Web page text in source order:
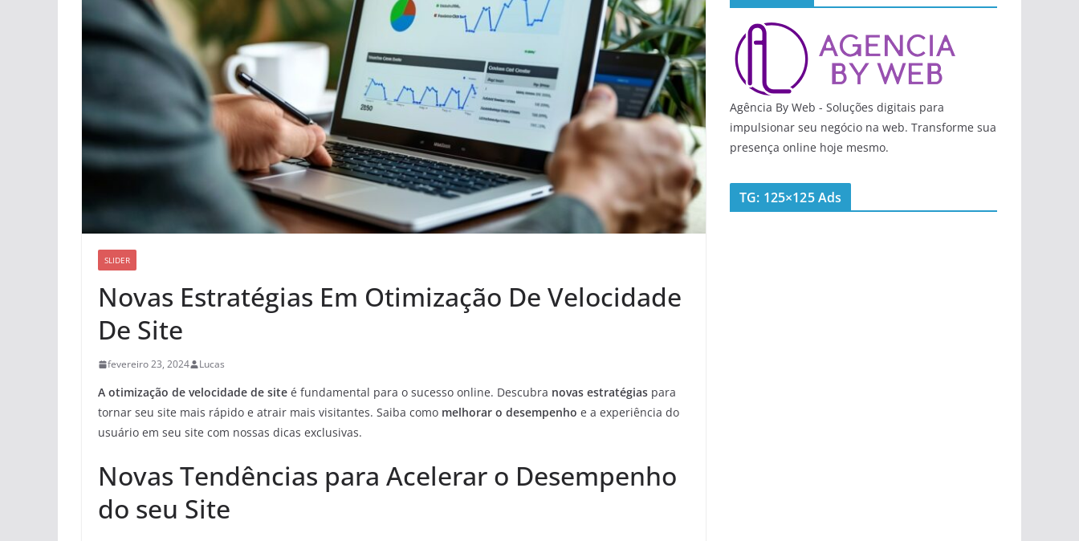
SLIDER
Novas Estratégias Em Otimização De Velocidade
De Site
fevereiro 23, 2024 Lucas
A otimização de velocidade de site é fundamental para o sucesso online. Descubra novas estratégias para
tornar seu site mais rápido e atrair mais visitantes. Saiba como melhorar o desempenho e a experiência do
usuário em seu site com nossas dicas exclusivas.
Novas Tendências para Acelerar o Desempenho
do seu Site
Agência By Web - Soluções digitais para
impulsionar seu negócio na web. Transforme sua
presença online hoje mesmo.
TG: 125×125 Ads